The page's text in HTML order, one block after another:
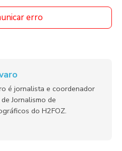
erro
é jornalista e coordenador
Jornalismo de
do H2FOZ.